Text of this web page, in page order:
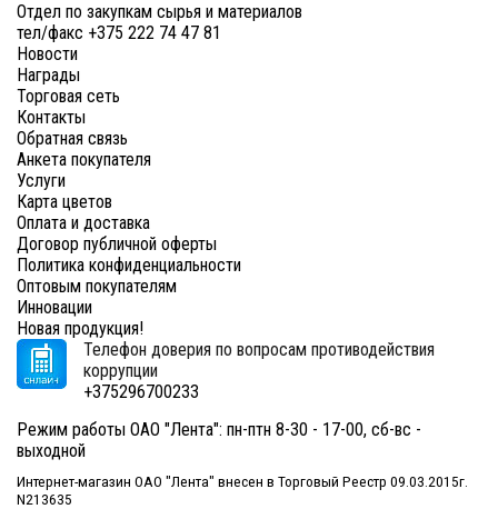
Отдел по закупкам сырья и материалов
тел/факс +375 222 74 47 81
Новости
Награды
Торговая сеть
Контакты
Обратная связь
Анкета покупателя
Услуги
Карта цветов
Оплата и доставка
Договор публичной оферты
Политика конфиденциальности
Оптовым покупателям
Инновации
Новая продукция!
Телефон доверия по вопросам противодействия
коррупции
+375296700233
Режим работы ОАО "Лента": пн-птн 8-30 - 17-00, сб-вс -
выходной
Интернет-магазин ОАО "Лента" внесен в Торговый Реестр 09.03.2015г.
N213635